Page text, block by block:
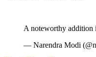
A noteworthy addition
— Narendra Modi